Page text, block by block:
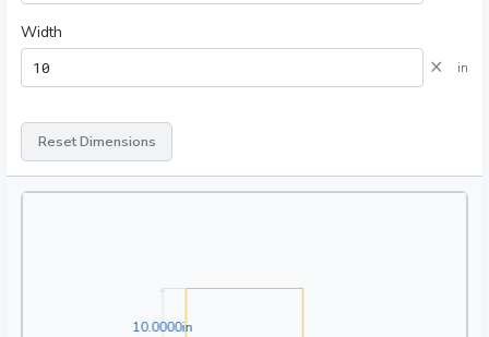
Width
× in
Reset Dimensions
10.0000in10.0000in